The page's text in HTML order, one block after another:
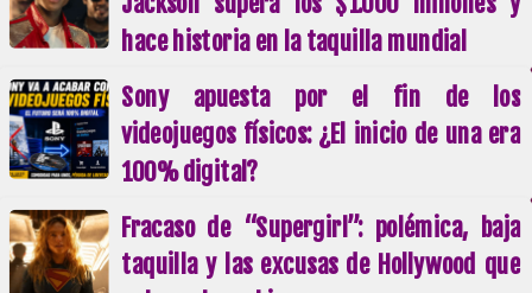
hace historia en la taquilla mundial
Sony apuesta por el fin de los
videojuegos físicos: ¿El inicio de una era
100% digital?
Fracaso de “Supergirl”: polémica, baja
taquilla y las excusas de Hollywood que